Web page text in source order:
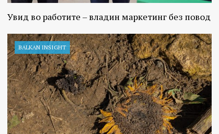
Увид во работите – владин маркетинг без повод
BALKAN INSIGHT